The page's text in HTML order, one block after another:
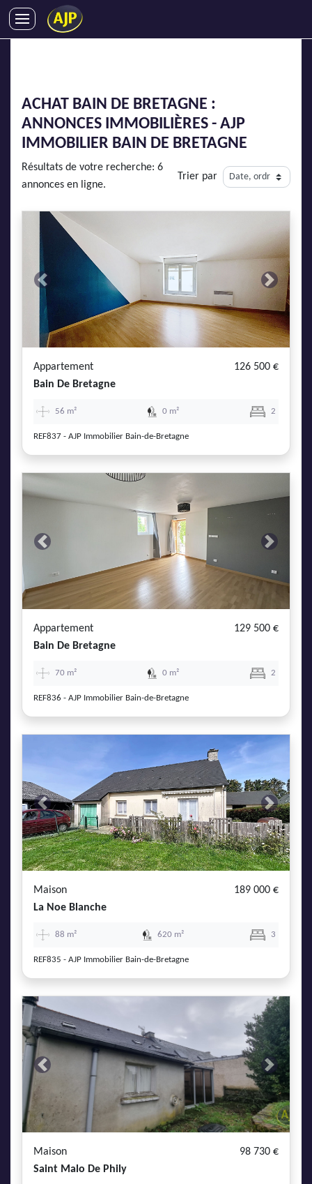
SYNDIC
IMMOBILIER NEUF
ENTREPRISES
DEVENIR FRANCHISÉ
AJP Actualités
Service Qualité Clients
ACHAT BAIN DE BRETAGNE :
ANNONCES IMMOBILIÈRES - AJP
IMMOBILIER BAIN DE BRETAGNE
Résultats de votre recherche: 6
annonces en ligne.
Trier par
Previous Next
Appartement
126 500 €
Bain De Bretagne
56 m² 0 m² 2
REF837 - AJP Immobilier Bain-de-Bretagne
Previous Next
Appartement
129 500 €
Bain De Bretagne
70 m² 0 m² 2
REF836 - AJP Immobilier Bain-de-Bretagne
Previous Next
Maison
189 000 €
La Noe Blanche
88 m² 620 m² 3
REF835 - AJP Immobilier Bain-de-Bretagne
Previous Next
Maison
98 730 €
Saint Malo De Phily